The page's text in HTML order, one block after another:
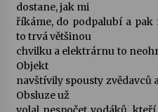
dostane, jak mi
říkáme, do podpalubí a pak
to trvá většinou
chvilku a elektrárnu to
Objekt
navštívily spousty zvědavců
Obsluze už